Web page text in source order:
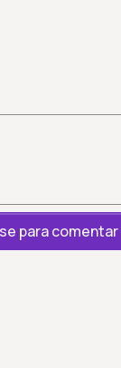
para comentar